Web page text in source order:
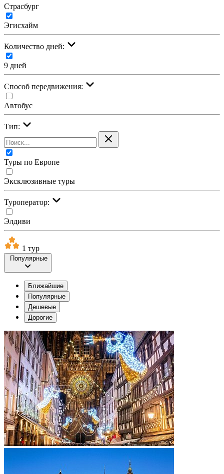
Страсбург
Эгисхайм
Количество дней:
9 дней
Cпособ передвижения:
Автобус
Тип:
Туры по Европе
Эксклюзивные туры
Туроператор:
Элдиви
1 тур
Популярные
Ближайшие
Популярные
Дешевые
Дорогие